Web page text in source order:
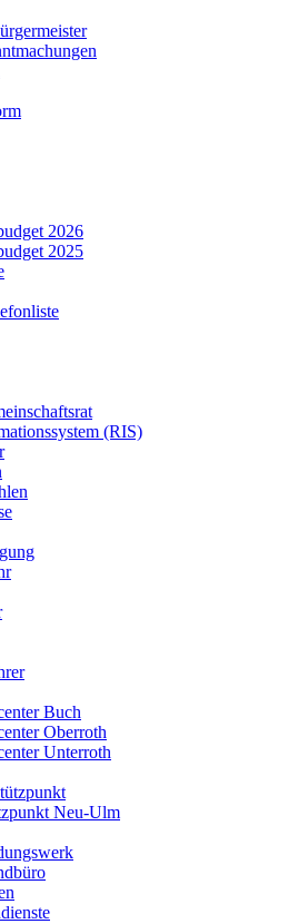
2026
2025
(RIS)
Buch
Oberroth
Unterroth
Neu-Ulm